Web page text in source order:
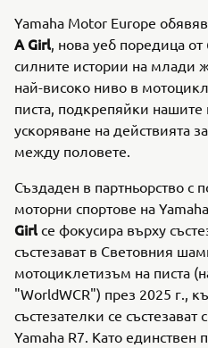
Yamaha Motor Europe
A Girl, нова уеб поредица
силните истории на млади
най-високо ниво в
писта, подкрепяйки нашите
ускоряване на действията
между половете.
Създаден в партньорство с
моторни спортове на
Girl се фокусира върху
състезават в Световния
мотоциклетизъм на писта
"WorldWCR") през 2025 г.,
състезателки се
Yamaha R7. Като